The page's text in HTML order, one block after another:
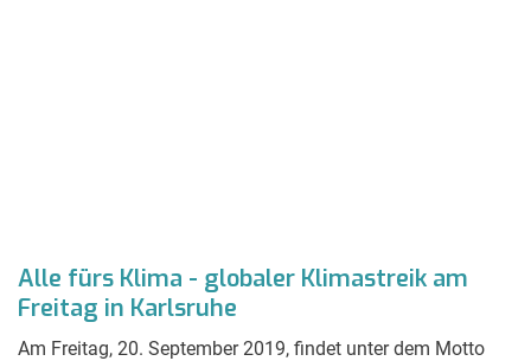
Alle fürs Klima - globaler Klimastreik am
Freitag in Karlsruhe
Am Freitag, 20. September 2019, findet unter dem Motto